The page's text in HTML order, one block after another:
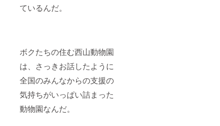
ているんだ。
ボクたちの住む西山動物園
は、さっきお話したように
全国のみんなからの支援の
気持ちがいっぱい詰まった
動物園なんだ。